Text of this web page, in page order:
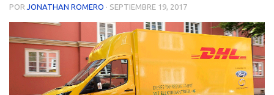
POR JONATHAN ROMERO · SEPTIEMBRE 19, 2017